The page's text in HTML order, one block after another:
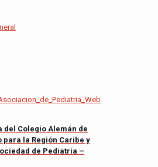
del Colegio Alemán de
la Región Caribe y
de Pediatría –